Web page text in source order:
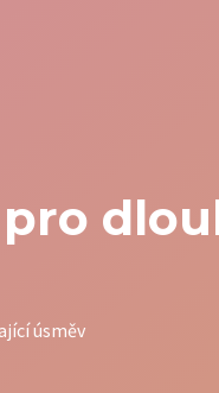
pro
úsměv